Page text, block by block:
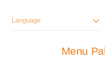
Language
Menu